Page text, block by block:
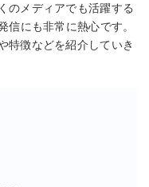
のメディアでも活躍する
信にも非常に熱心です。
特徴などを紹介していき